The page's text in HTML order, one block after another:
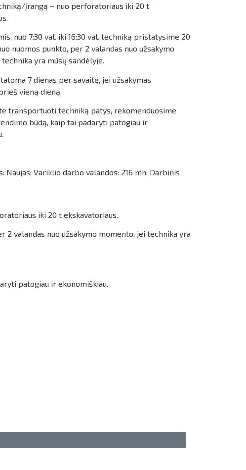
įrangą – nuo perforatoriaus iki 20 t
nuo 7:30 val. iki 16:30 val. techniką pristatysime 20
nuomos punkto, per 2 valandas nuo užsakymo
yra mūsų sandėlyje.
7 dienas per savaitę, jei užsakymas
vieną dieną.
transportuoti techniką patys, rekomenduosime
būdą, kaip tai padaryti patogiau ir
Naujas; Variklio darbo valandos: 216 mh; Darbinis
iki 20 t ekskavatoriaus.
2 valandas nuo užsakymo momento, jei technika yra
patogiau ir ekonomiškiau.